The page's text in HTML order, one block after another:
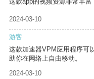
2024-03-10
游客
这款加速器VPM应用程序可
助你在网络上自由移动。
2024-03-10